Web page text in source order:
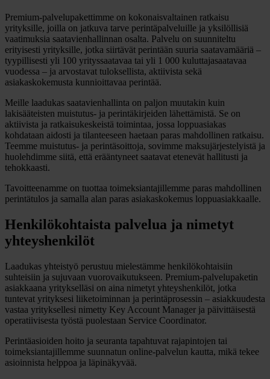
Premium-palvelupakettimme on kokonaisvaltainen ratkaisu
yrityksille, joilla on jatkuva tarve perintäpalveluille ja yksilöllisiä
vaatimuksia saatavienhallinnan osalta. Palvelu on suunniteltu
erityisesti yrityksille, jotka siirtävät perintään suuria saatavamääriä –
tyypillisesti yli 100 yrityssaatavaa tai yli 1 000 kuluttajasaatavaa
vuodessa – ja arvostavat tuloksellista, aktiivista sekä
asiakaskokemusta kunnioittavaa perintää.
Meille laadukas saatavienhallinta on paljon muutakin kuin
lakisääteisten muistutus- ja perintäkirjeiden lähettämistä. Se on
aktiivista ja ratkaisukeskeistä toimintaa, jossa loppuasiakas
kohdataan aidosti ja tilanteeseen haetaan paras mahdollinen ratkaisu.
Teemme muistutus- ja perintäsoittoja, sovimme maksujärjestelyistä ja
huolehdimme siitä, että erääntyneet saatavat etenevät hallitusti ja
tehokkaasti.
Tavoitteenamme on tuottaa toimeksiantajillemme paras mahdollinen
perintätulos ja samalla alan paras asiakaskokemus loppuasiakkaalle.
Henkilökohtaista palvelua ja nimetyt
yhteyshenkilöt
Laadukas yhteistyö perustuu mielestämme henkilökohtaisiin
suhteisiin ja sujuvaan vuorovaikutukseen. Premium-palvelupaketin
asiakkaana yritykselläsi on aina nimetyt yhteyshenkilöt, jotka
tuntevat yrityksesi liiketoiminnan ja perintäprosessin – asiakkuudesta
vastaa yrityksellesi nimetty Key Account Manager ja päivittäisestä
operatiivisesta työstä puolestaan Service Coordinator.
Perintäasioiden hoito ja seuranta tapahtuvat rajapintojen tai
toimeksiantajillemme suunnatun online-palvelun kautta, mikä tekee
asioinnista helppoa ja läpinäkyvää.